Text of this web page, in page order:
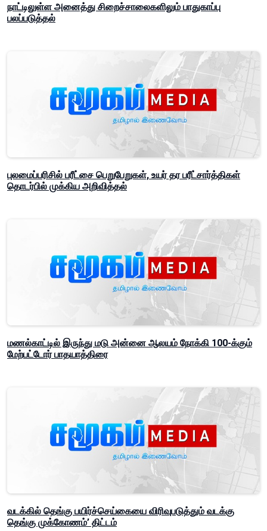
நாட்டிலுள்ள அனைத்து சிறைச்சாலைகளிலும் பாதுகாப்பு
பலப்படுத்தல்
புலமைப்பரிசில் பரீட்சை பெறுபேறுகள், உயர் தர பரீட்சார்த்திகள்
தொடர்பில் முக்கிய அறிவித்தல்
மணல்காட்டில் இருந்து மடு அன்னை ஆலயம் நோக்கி 100-க்கும்
மேற்பட்டோர் பாதயாத்திரை
வடக்கில் தெங்கு பயிர்ச்செய்கையை விரிவுபடுத்தும் வடக்கு
தெங்கு முக்கோணம்’ திட்டம்